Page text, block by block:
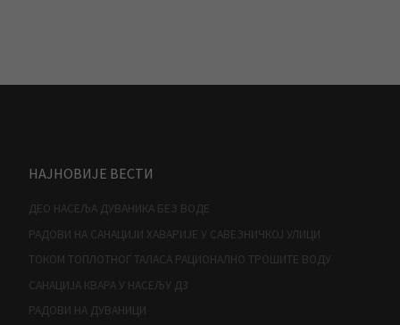
НАЈНОВИЈЕ ВЕСТИ
ДЕО НАСЕЉА ДУВАНИКА БЕЗ ВОДЕ
РАДОВИ НА САНАЦИЈИ ХАВАРИЈЕ У САВЕЗНИЧКОЈ УЛИЦИ
ТОКОМ ТОПЛОТНОГ ТАЛАСА РАЦИОНАЛНО ТРОШИТЕ ВОДУ
САНАЦИЈА КВАРА У НАСЕЉУ Д3
РАДОВИ НА ДУВАНИЦИ